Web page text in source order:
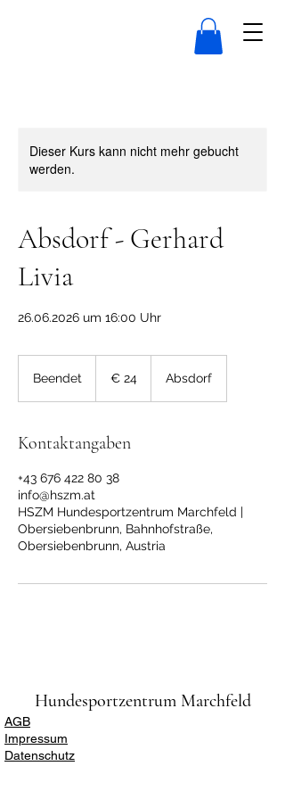
Dieser Kurs kann nicht mehr gebucht
werden.
Absdorf - Gerhard
Livia
26.06.2026 um 16:00 Uhr
Beendet
d
t
€ 24 Absdorf
Kontaktangaben
+43 676 422 80 38
info@hszm.at
HSZM Hundesportzentrum Marchfeld |
Obersiebenbrunn, Bahnhofstraße,
Obersiebenbrunn, Austria
Hundesportzentrum Marchfeld
AGB
Impressum
Datenschutz